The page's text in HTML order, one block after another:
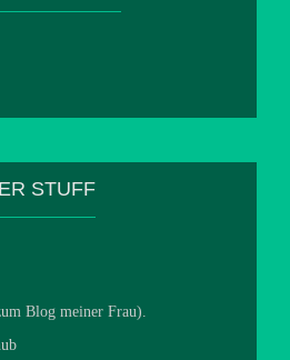
STUFF
Blog meiner Frau).